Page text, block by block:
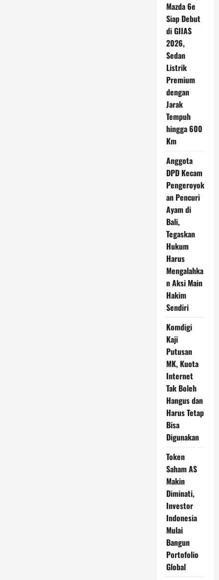
Mazda 6e
Siap Debut
di GIIAS
2026,
Sedan
Listrik
Premium
dengan
Jarak
Tempuh
hingga 600
Km
Anggota
DPD Kecam
Pengeroyok
an Pencuri
Ayam di
Bali,
Tegaskan
Hukum
Harus
Mengalahka
n Aksi Main
Hakim
Sendiri
Komdigi
Kaji
Putusan
MK, Kuota
Internet
Tak Boleh
Hangus dan
Harus Tetap
Bisa
Digunakan
Token
Saham AS
Makin
Diminati,
Investor
Indonesia
Mulai
Bangun
Portofolio
Global